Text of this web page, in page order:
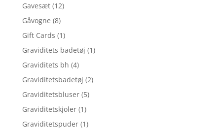
Gavesæt (12)
Gåvogne (8)
Gift Cards (1)
Graviditets badetøj (1)
Graviditets bh (4)
Graviditetsbadetøj (2)
Graviditetsbluser (5)
Graviditetskjoler (1)
Graviditetspuder (1)